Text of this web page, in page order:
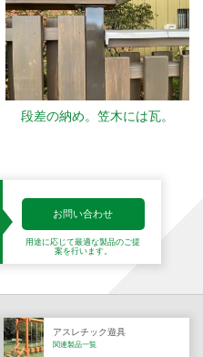
段差の納め。笠木には瓦。
お問い合わせ
用途に応じて最適な製品のご提
案を行います。
アスレチック遊具
関連製品一覧